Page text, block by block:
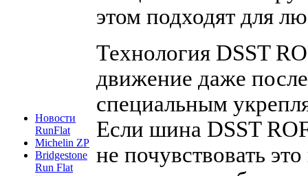
Новости
RunFlat
Michelin ZP
Bridgestone
Run Flat
этом подходят для
Технология DSST
движение даже
специальным
Если шина DSST
не почувствовать